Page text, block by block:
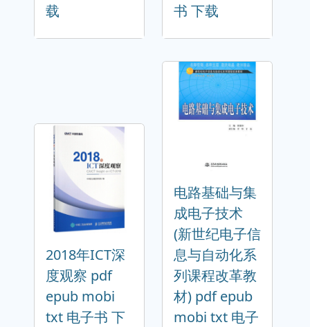
载
书 下载
2018年ICT深
度观察 pdf
epub mobi
txt 电子书 下
电路基础与集
成电子技术
(新世纪电子信
息与自动化系
列课程改革教
材) pdf epub
mobi txt 电子